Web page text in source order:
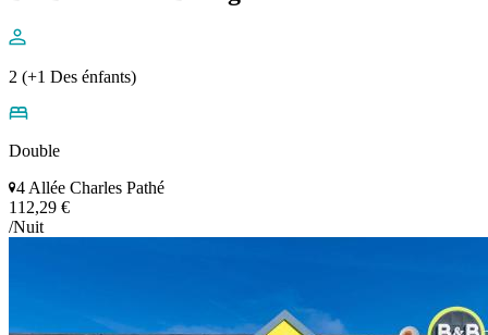
2 (+1 Des énfants)
Double
4 Allée Charles Pathé
112,29 €
/Nuit